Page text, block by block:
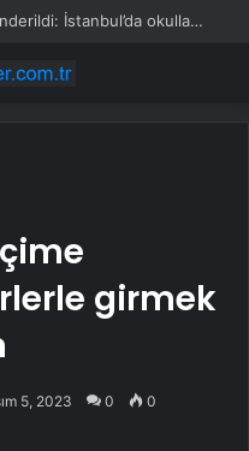
39 ilçe kaymakamlığına yazı gönderildi: İstanbul’da okullarda mescid kararı
girmek
5, 2023 0 0